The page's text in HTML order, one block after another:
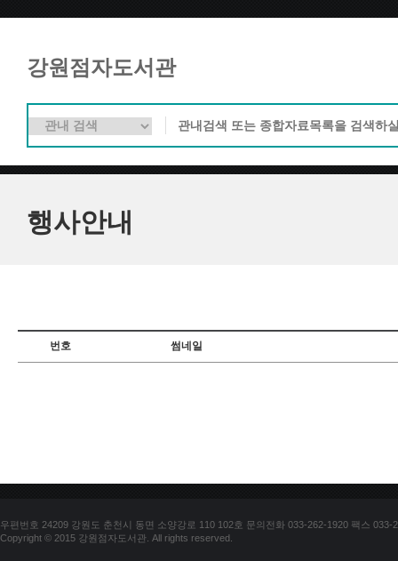
강원점자도서관
행사안내
번호 썸네일
우편번호 24209 강원도 춘천시 동면 소양강로 110 102호 문의전화 033-262-1920 팩스 033-
Copyright © 2015 강원점자도서관. All rights reserved.